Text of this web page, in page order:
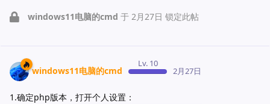
windows11电脑的cmd 于 2月27日 锁定此帖
windows11电脑的cmd
Lv. 10
2月27日
1.确定php版本，打开个人设置：